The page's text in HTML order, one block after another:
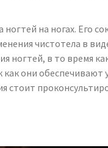
на ногах. Его
чистотела в
ногтей, в то время
они обеспечивают